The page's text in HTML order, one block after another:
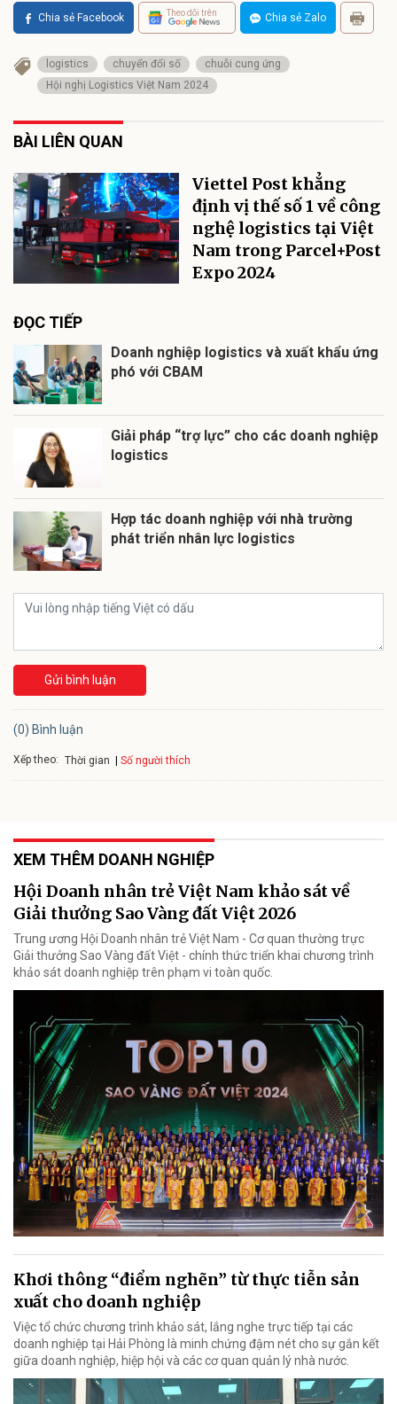
Chia sẻ Facebook Theo dõi trên Chia sẻ Zalo
logistics chuyển đổi số
chuỗi cung ứng
Hội nghị Logistics Việt Nam 2024
BÀI LIÊN QUAN
Viettel Post khẳng
định vị thế số 1 về công
nghệ logistics tại Việt
Nam trong Parcel+Post
Expo 2024
ĐỌC TIẾP
Doanh nghiệp logistics và xuất khẩu ứng
phó với CBAM
Giải pháp “trợ lực” cho các doanh nghiệp
logistics
Hợp tác doanh nghiệp với nhà trường
phát triển nhân lực logistics
Gửi bình luận
(0) Bình luận
Xếp theo: Thời gian Số người thích
XEM THÊM DOANH NGHIỆP
Hội Doanh nhân trẻ Việt Nam khảo sát về
Giải thưởng Sao Vàng đất Việt 2026
Trung ương Hội Doanh nhân trẻ Việt Nam - Cơ quan thường trực
Giải thưởng Sao Vàng đất Việt - chính thức triển khai chương trình
khảo sát doanh nghiệp trên phạm vi toàn quốc.
Khơi thông “điểm nghẽn” từ thực tiễn sản
xuất cho doanh nghiệp
Việc tổ chức chương trình khảo sát, lắng nghe trực tiếp tại các
doanh nghiệp tại Hải Phòng là minh chứng đậm nét cho sự gắn kết
giữa doanh nghiệp, hiệp hội và các cơ quan quản lý nhà nước.